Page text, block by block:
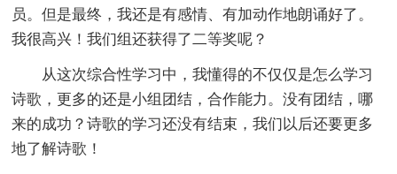
员。但是最终，我还是有感情、有加动作地朗诵好了。
我很高兴！我们组还获得了二等奖呢？
从这次综合性学习中，我懂得的不仅仅是怎么学习
诗歌，更多的还是小组团结，合作能力。没有团结，哪
来的成功？诗歌的学习还没有结束，我们以后还要更多
地了解诗歌！